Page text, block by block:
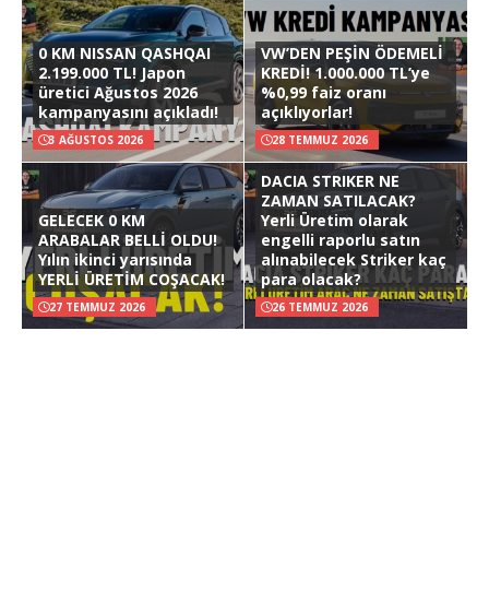
0 KM NISSAN QASHQAI
2.199.000 TL! Japon
üretici Ağustos 2026
kampanyasını açıkladı!
3 AĞUSTOS 2026
VW’DEN PEŞİN ÖDEMELİ
KREDİ! 1.000.000 TL’ye
%0,99 faiz oranı
açıklıyorlar!
28 TEMMUZ 2026
GELECEK 0 KM
ARABALAR BELLİ OLDU!
Yılın ikinci yarısında
YERLİ ÜRETİM COŞACAK!
27 TEMMUZ 2026
DACIA STRIKER NE
ZAMAN SATILACAK?
Yerli Üretim olarak
engelli raporlu satın
alınabilecek Striker kaç
para olacak?
26 TEMMUZ 2026